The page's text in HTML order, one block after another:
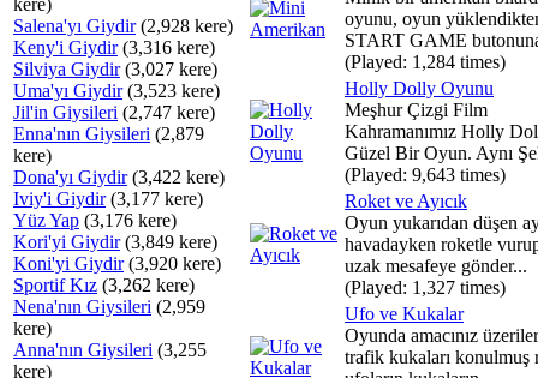
kere)
Salena'yı Giydir(2,928 kere)
Keny'i Giydir(3,316 kere)
Silviya Giydir(3,027 kere)
Uma'yı Giydir(3,523 kere)
Jil'in Giysileri (2,747 kere)
Enna'nın Giysileri (2,879
kere)
Dona'yı Giydir(3,422 kere)
Iviy'i Giydir(3,177 kere)
Yüz Yap (3,176 kere)
Kori'yi Giydir(3,849 kere)
Koni'yi Giydir(3,920 kere)
Sportif Kız (3,262 kere)
Nena'nın Giysileri (2,959
kere)
Anna'nın Giysileri (3,255
kere)
oyunu, oyun
START GAME
(Played: 1,284 times)
Holly Dolly Oyunu
Meşhur Çizgi Film
Kahramanımız Holly
Güzel Bir Oyun. Aynı
(Played: 9,643 times)
Roket ve Ayıcık
Oyun yukarıdan düşen
havadayken roketle
uzak mesafeye gönder...
(Played: 1,327 times)
Ufo ve Kukalar
Oyunda amacınız
trafik kukaları konulmuş